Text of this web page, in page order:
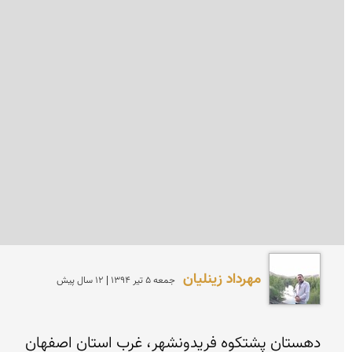
مهرداد زینلیان جمعه 5 تير 1394 | 12 سال پیش
دهستان پشتکوه فریدونشهر، غرب استان اصفهان